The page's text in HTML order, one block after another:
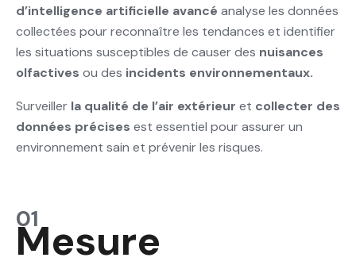
d’intelligence artificielle avancé analyse les données
collectées pour reconnaître les tendances et identifier
les situations susceptibles de causer des nuisances
olfactives ou des incidents environnementaux.
Surveiller la qualité de l’air extérieur et collecter des
données précises est essentiel pour assurer un
environnement sain et prévenir les risques.
01
Mesure